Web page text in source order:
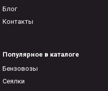
Блог
Контакты
Популярное в каталоге
Бензовозы
Сеялки